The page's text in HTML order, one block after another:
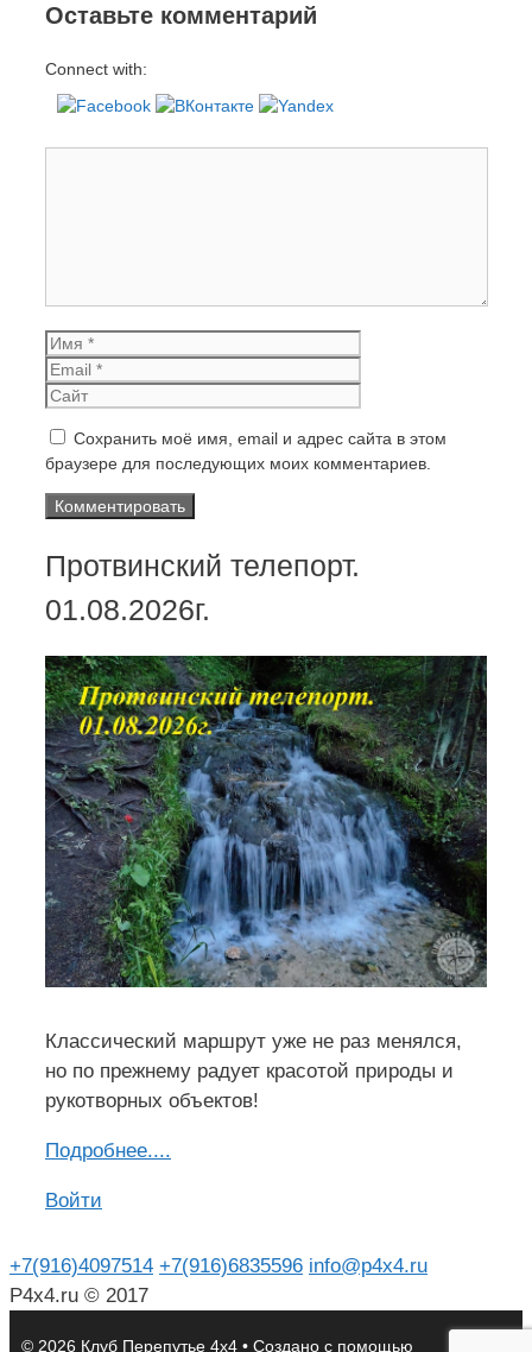
Оставьте комментарий
Connect with:
Имя
Сохранить моё имя, email и адрес сайта в этом
браузере для последующих моих комментариев.
Протвинский телепорт.
01.08.2026г.
Классический маршрут уже не раз менялся,
но по прежнему радует красотой природы и
рукотворных объектов!
Подробнее....
Войти
+7(916)4097514 +7(916)6835596 info@p4x4.ru
P4x4.ru © 2017
© 2026 Клуб Перепутье 4x4 • Создано с помощью